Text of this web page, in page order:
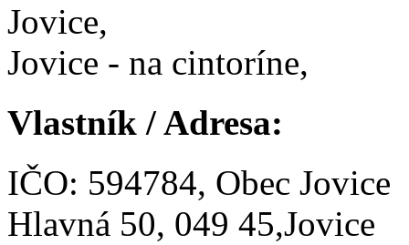
Jovice,
Jovice - na cintoríne,
Vlastník / Adresa:
IČO: 594784, Obec Jovice
Hlavná 50, 049 45,Jovice